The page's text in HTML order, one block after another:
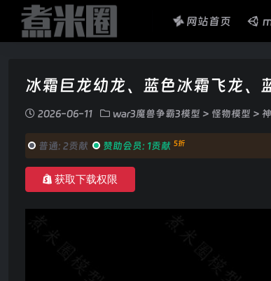
网站首页
冰霜巨龙幼龙、蓝色冰霜飞龙、
2026-06-11 war3魔兽争霸3模型 > 怪物模型 >
普通: 2贡献 赞助会员: 1贡献 5折
获取下载权限